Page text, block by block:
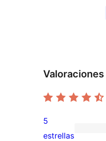
Valoraciones
46
5
estrellas